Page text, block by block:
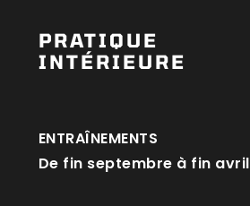
PRATIQUE
INTÉRIEURE
ENTRAÎNEMENTS
De fin septembre à fin avril